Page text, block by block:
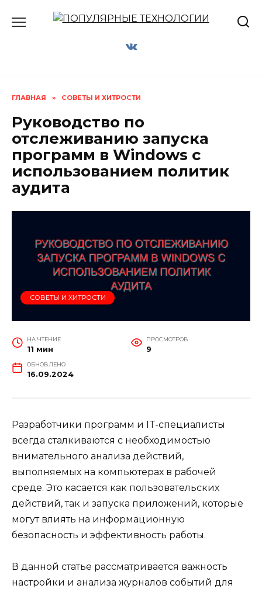
ГЛАВНАЯ » СОВЕТЫ И ХИТРОСТИ
Руководство по
отслеживанию запуска
программ в Windows с
использованием политик
аудита
СОВЕТЫ И ХИТРОСТИ
НА ЧТЕНИЕ
11 мин
ПРОСМОТРОВ
9
ОБНОВЛЕНО
16.09.2024
Разработчики программ и IT-специалисты
всегда сталкиваются с необходимостью
внимательного анализа действий,
выполняемых на компьютерах в рабочей
среде. Это касается как пользовательских
действий, так и запуска приложений, которые
могут влиять на информационную
безопасность и эффективность работы.
В данной статье рассматривается важность
настройки и анализа журналов событий для